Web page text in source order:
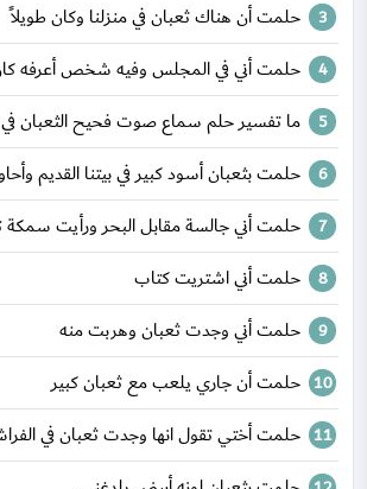
حلمت أن هناك ثعبان في منزلنا وكان طويلاً
حلمت أني في المجلس وفيه شخص أعرفه
ما تفسير حلم سماع صوت فحيح الثعبان في
حلمت بثعبان أسود كبير في بيتنا القديم
حلمت أني جالسة مقابل البحر ورأيت
حلمت أني اشتريت كتاب
حلمت أني وجدت ثعبان وهربت منه
حلمت أن جاري يلعب مع ثعبان كبير
حلمت أختي تقول انها وجدت ثعبان في